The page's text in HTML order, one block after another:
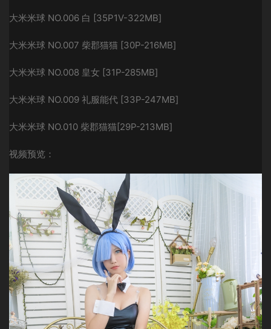
大米米球 NO.006 白 [35P1V-322MB]
大米米球 NO.007 柴郡猫猫 [30P-216MB]
大米米球 NO.008 皇女 [31P-285MB]
大米米球 NO.009 礼服能代 [33P-247MB]
大米米球 NO.010 柴郡猫猫[29P-213MB]
视频预览：